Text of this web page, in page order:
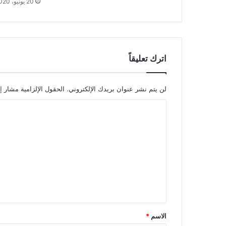
اترك تعليقاً
لن يتم نشر عنوان بريدك الإلكتروني. الحقول الإلزامية مشار
*
الاسم *